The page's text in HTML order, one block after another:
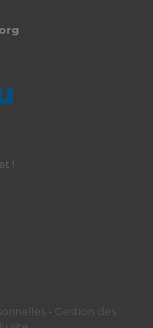
!
- Gestion des